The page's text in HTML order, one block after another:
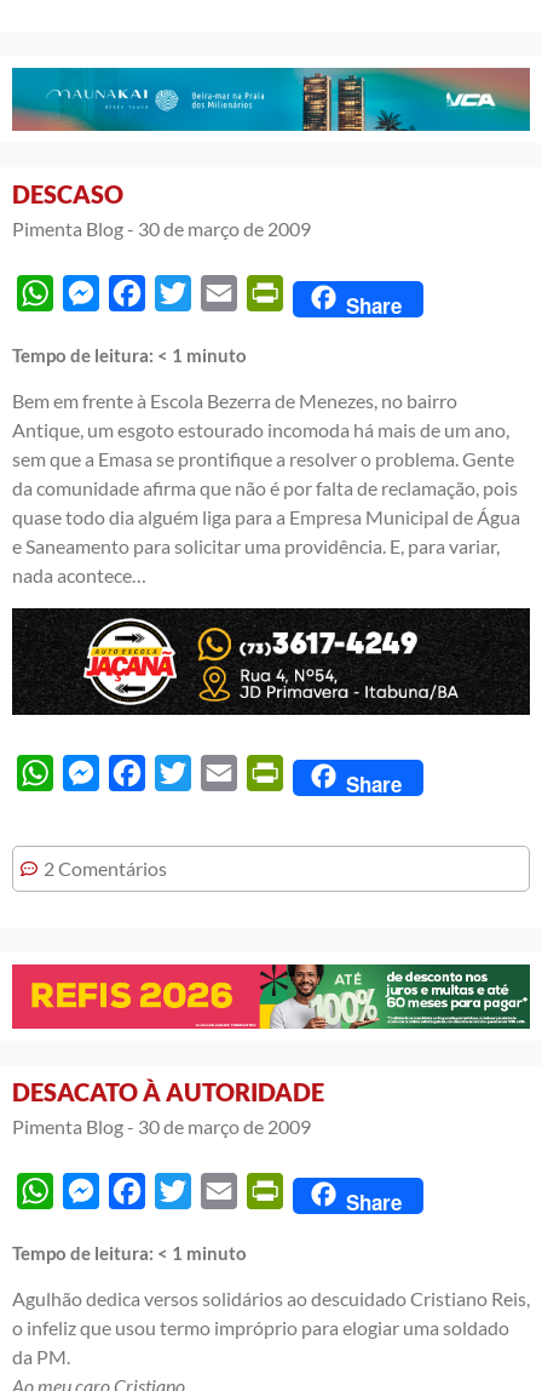
DESCASO
Pimenta Blog - 30 de março de 2009
WhatsAppMessengerFacebook
Twitter Email PrintFriendly
Share
Tempo de leitura: < 1 minuto
Bem em frente à Escola Bezerra de Menezes, no bairro
Antique, um esgoto estourado incomoda há mais de um ano,
sem que a Emasa se prontifique a resolver o problema. Gente
da comunidade afirma que não é por falta de reclamação, pois
quase todo dia alguém liga para a Empresa Municipal de Água
e Saneamento para solicitar uma providência. E, para variar,
nada acontece…
WhatsAppMessengerFacebook
Twitter Email PrintFriendly
Share
2 Comentários
DESACATO À AUTORIDADE
Pimenta Blog - 30 de março de 2009
WhatsAppMessengerFacebook
Twitter Email PrintFriendly
Share
Tempo de leitura: < 1 minuto
Agulhão dedica versos solidários ao descuidado Cristiano Reis,
o infeliz que usou termo impróprio para elogiar uma soldado
da PM.
Ao meu caro Cristiano,